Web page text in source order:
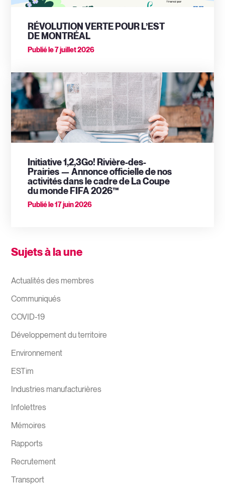
RÉVOLUTION VERTE POUR L’EST
DE MONTRÉAL
Publié le7 juillet 2026
Initiative 1,2,3Go! Rivière-des-
Prairies — Annonce officielle de nos
activités dans le cadre de La Coupe
du monde FIFA 2026™
Publié le17 juin 2026
Sujets à la une
Actualités des membres
Communiqués
COVID-19
Développement du territoire
Environnement
ESTim
Industries manufacturières
Infolettres
Mémoires
Rapports
Recrutement
Transport